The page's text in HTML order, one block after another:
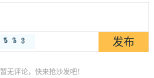
暂无评论，快来抢沙发吧！